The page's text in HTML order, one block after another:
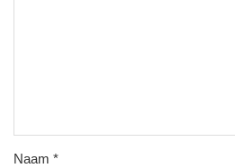
Naam *